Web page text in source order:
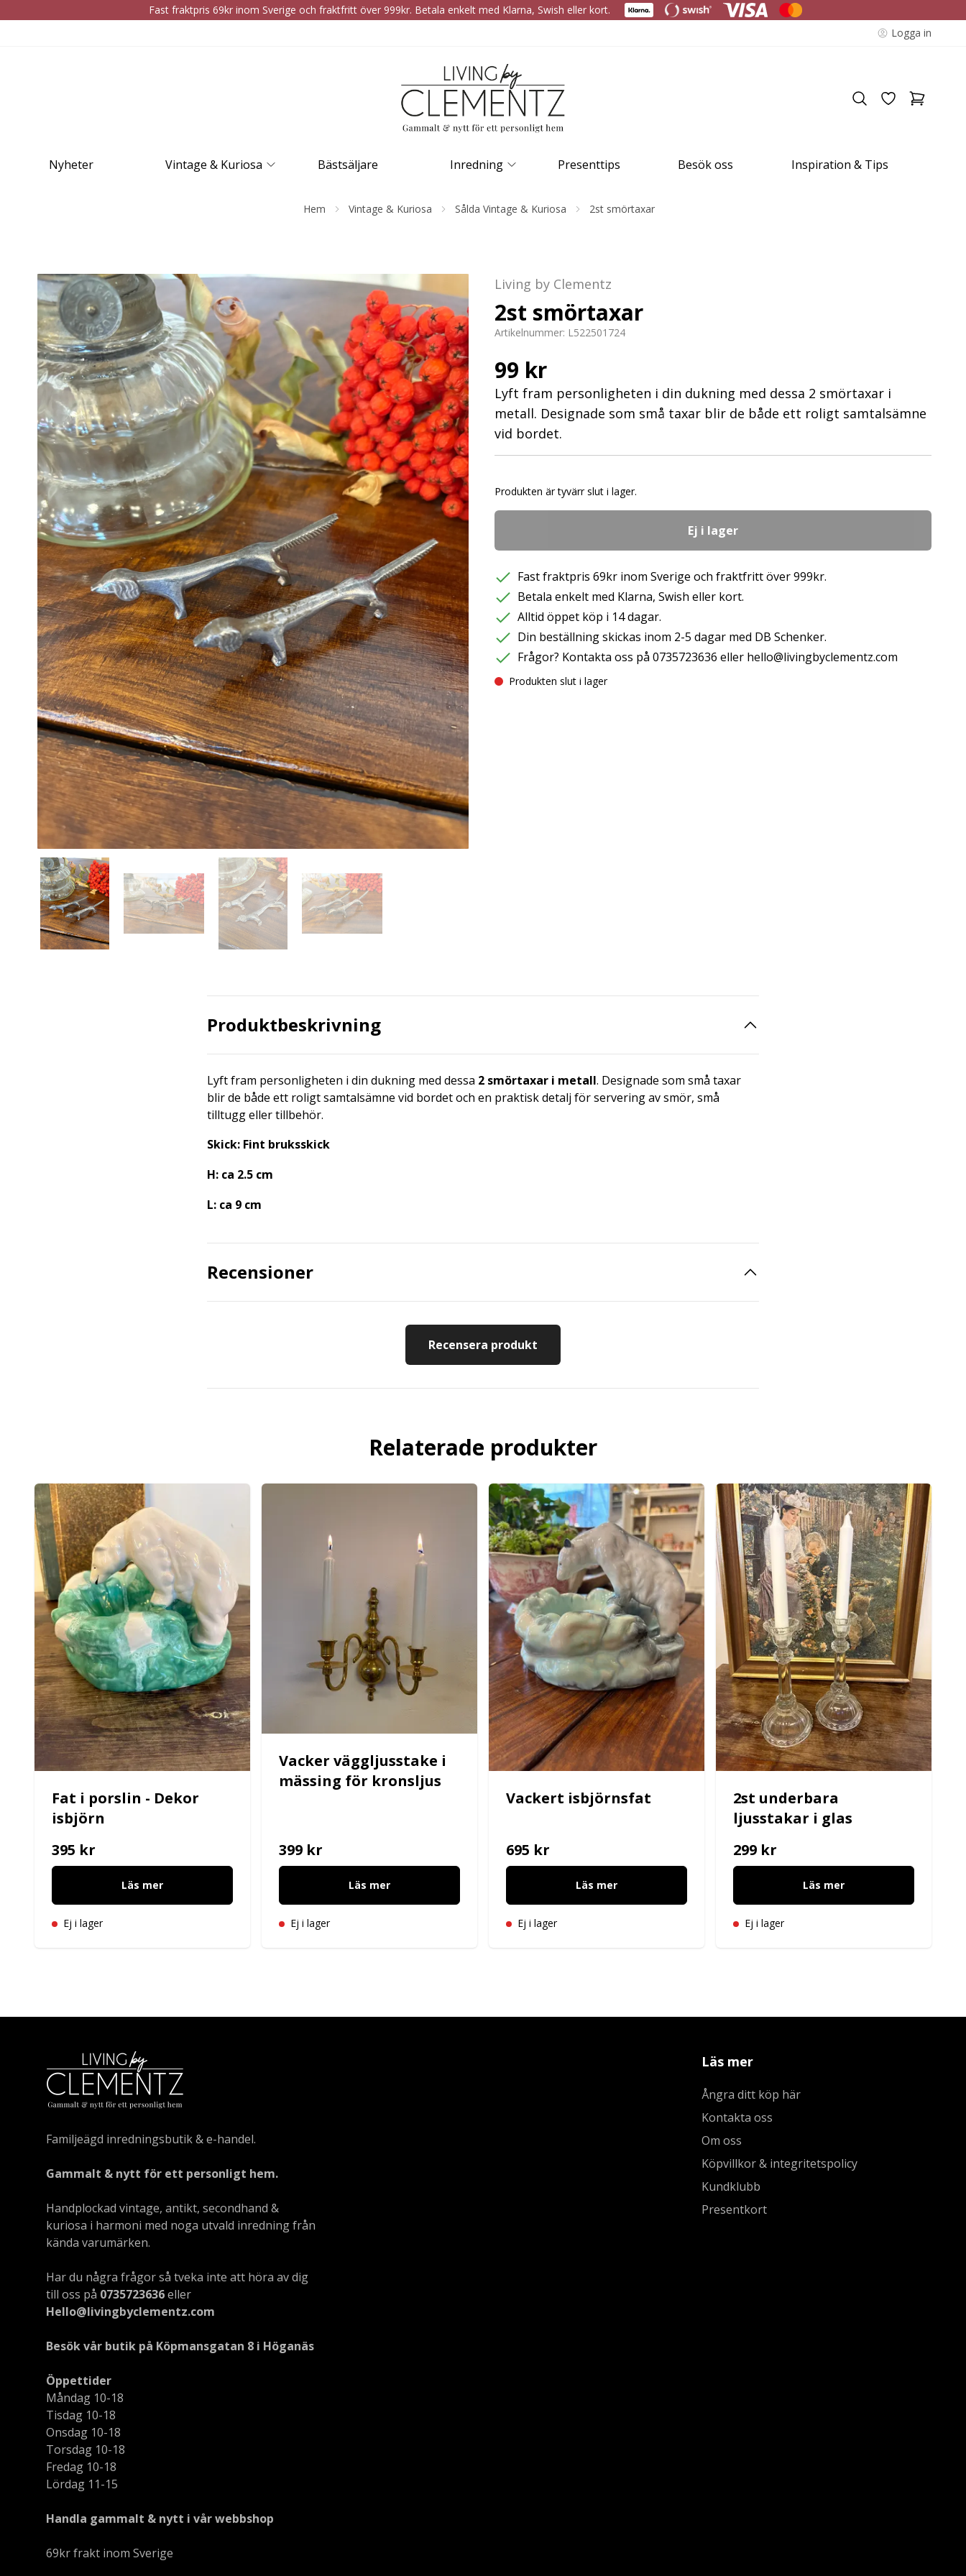
Fast fraktpris 69kr inom Sverige och fraktfritt över 999kr. Betala enkelt med Klarna, Swish eller kort.
Logga in
Nyheter Vintage & Kuriosa Bästsäljare Inredning Presenttips Besök oss Inspiration & Tips
Hem Vintage & Kuriosa Sålda Vintage & Kuriosa 2st smörtaxar
Living by Clementz
2st smörtaxar
Artikelnummer: L522501724
99 kr
Lyft fram personligheten i din dukning med dessa 2 smörtaxar i
metall. Designade som små taxar blir de både ett roligt samtalsämne
vid bordet.
Produkten är tyvärr slut i lager.
Ej i lager
Fast fraktpris 69kr inom Sverige och fraktfritt över 999kr.
Betala enkelt med Klarna, Swish eller kort.
Alltid öppet köp i 14 dagar.
Din beställning skickas inom 2-5 dagar med DB Schenker.
Frågor? Kontakta oss på 0735723636 eller hello@livingbyclementz.com
Produkten slut i lager
Produktbeskrivning
Lyft fram personligheten i din dukning med dessa 2 smörtaxar i metall. Designade som små taxar
blir de både ett roligt samtalsämne vid bordet och en praktisk detalj för servering av smör, små
tilltugg eller tillbehör.
Skick: Fint bruksskick
H: ca 2.5 cm
L: ca 9 cm
Recensioner
Recensera produkt
Relaterade produkter
Fat i porslin - Dekor
isbjörn
395 kr
Läs mer
Ej i lager
Vacker väggljusstake i
mässing för kronsljus
399 kr
Läs mer
Ej i lager
Vackert isbjörnsfat
695 kr
Läs mer
Ej i lager
2st underbara
ljusstakar i glas
299 kr
Läs mer
Ej i lager
Familjeägd inredningsbutik & e-handel.
Gammalt & nytt för ett personligt hem.
Handplockad vintage, antikt, secondhand &
kuriosa i harmoni med noga utvald inredning från
kända varumärken.
Har du några frågor så tveka inte att höra av dig
till oss på 0735723636eller
Hello@livingbyclementz.com
Besök vår butik på Köpmansgatan 8 i Höganäs
Öppettider
Måndag 10-18
Tisdag 10-18
Onsdag 10-18
Torsdag 10-18
Fredag 10-18
Lördag 11-15
Handla gammalt & nytt i vår webbshop
69kr frakt inom Sverige
Läs mer
Ångra ditt köp här
Kontakta oss
Om oss
Köpvillkor & integritetspolicy
Kundklubb
Presentkort